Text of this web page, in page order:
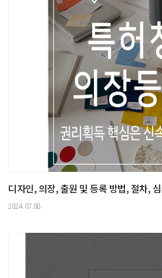
디자인, 의장, 출원 및 등록 방법, 절차,
2024.07.08